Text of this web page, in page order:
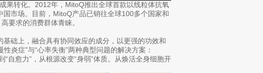
果转化。2012年，MitoQ推出全球首款以线粒体抗氧
市场。目前，MitoQ产品已销往全球100多个国家和
要求的消费群体青睐。
础上，融合具有协同效应的成分，以更强的功效和
炎症”与“心率失衡”两种典型问题的解决方案：
自愈力”，从根源改变“身弱”体质。从焕活全身细胞开